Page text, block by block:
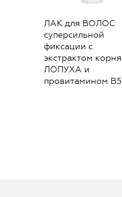
ЛАК для ВОЛОС
суперсильной
фиксации с
экстрактом корня
ЛОПУХА и
провитамином В5